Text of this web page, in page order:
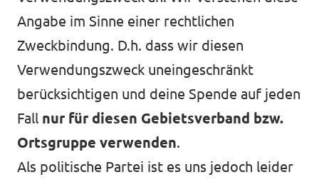
Angabe im Sinne einer rechtlichen
Zweckbindung. D.h. dass wir diesen
Verwendungszweck uneingeschränkt
berücksichtigen und deine Spende auf jeden
Fall nur für diesen Gebietsverband bzw.
Ortsgruppe verwenden.
Als politische Partei ist es uns jedoch leider